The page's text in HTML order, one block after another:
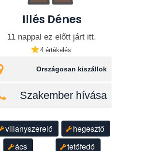
Illés Dénes
11 nappal ez előtt járt itt.
4 értékelés
Országosan kiszállok
Szakember hívása
villanyszerelő
hegesztő
ács
tetőfedő